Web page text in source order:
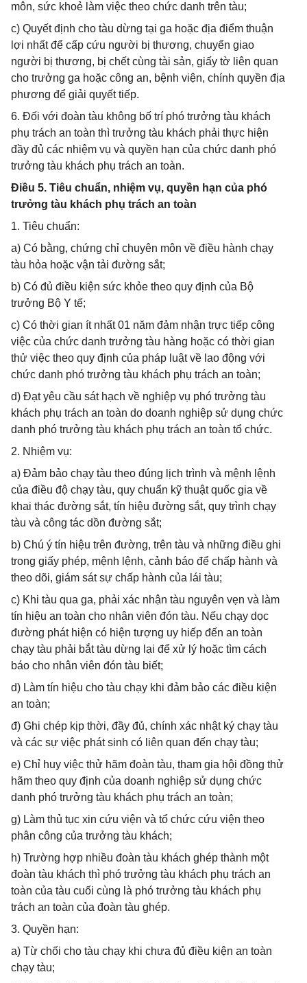
môn, sức khoẻ làm việc theo chức danh trên tàu;
c) Quyết định cho tàu dừng tại ga hoặc địa điểm thuận
lợi nhất để cấp cứu người bị thương, chuyển giao
người bị thương, bị chết cùng tài sản, giấy tờ liên quan
cho trưởng ga hoặc công an, bệnh viện, chính quyền địa
phương để giải quyết tiếp.
6. Đối với đoàn tàu không bố trí phó trưởng tàu khách
phụ trách an toàn thì trưởng tàu khách phải thực hiện
đầy đủ các nhiệm vụ và quyền hạn của chức danh phó
trưởng tàu khách phụ trách an toàn.
Điều 5. Tiêu chuẩn, nhiệm vụ, quyền hạn của phó
trưởng tàu khách phụ trách an toàn
1. Tiêu chuẩn:
a) Có bằng, chứng chỉ chuyên môn về điều hành chạy
tàu hỏa hoặc vận tải đường sắt;
b) Có đủ điều kiện sức khỏe theo quy định của Bộ
trưởng Bộ Y tế;
c) Có thời gian ít nhất 01 năm đảm nhận trực tiếp công
việc của chức danh trưởng tàu hàng hoặc có thời gian
thử việc theo quy định của pháp luật về lao động với
chức danh phó trưởng tàu khách phụ trách an toàn;
d) Đạt yêu cầu sát hạch về nghiệp vụ phó trưởng tàu
khách phụ trách an toàn do doanh nghiệp sử dụng chức
danh phó trưởng tàu khách phụ trách an toàn tổ chức.
2. Nhiệm vụ:
a) Đảm bảo chạy tàu theo đúng lịch trình và mệnh lệnh
của điều độ chạy tàu, quy chuẩn kỹ thuật quốc gia về
khai thác đường sắt, tín hiệu đường sắt, quy trình chạy
tàu và công tác dồn đường sắt;
b) Chú ý tín hiệu trên đường, trên tàu và những điều ghi
trong giấy phép, mệnh lệnh, cảnh báo để chấp hành và
theo dõi, giám sát sự chấp hành của lái tàu;
c) Khi tàu qua ga, phải xác nhận tàu nguyên vẹn và làm
tín hiệu an toàn cho nhân viên đón tàu. Nếu chạy dọc
đường phát hiện có hiện tượng uy hiếp đến an toàn
chạy tàu phải bắt tàu dừng lại để xử lý hoặc tìm cách
báo cho nhân viên đón tàu biết;
d) Làm tín hiệu cho tàu chạy khi đảm bảo các điều kiện
an toàn;
đ) Ghi chép kịp thời, đầy đủ, chính xác nhật ký chạy tàu
và các sự việc phát sinh có liên quan đến chạy tàu;
e) Chỉ huy việc thử hãm đoàn tàu, tham gia hội đồng thử
hãm theo quy định của doanh nghiệp sử dụng chức
danh phó trưởng tàu khách phụ trách an toàn;
g) Làm thủ tục xin cứu viện và tổ chức cứu viện theo
phân công của trưởng tàu khách;
h) Trường hợp nhiều đoàn tàu khách ghép thành một
đoàn tàu khách thì phó trưởng tàu khách phụ trách an
toàn của tàu cuối cùng là phó trưởng tàu khách phụ
trách an toàn của đoàn tàu ghép.
3. Quyền hạn:
a) Từ chối cho tàu chạy khi chưa đủ điều kiện an toàn
chạy tàu;